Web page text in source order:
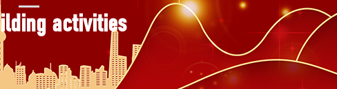
activities